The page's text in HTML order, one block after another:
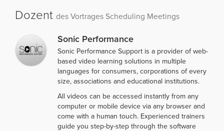
Dozent des Vortrages Scheduling Meetings
Sonic Performance
Sonic Performance Support is a provider of web-
based video learning solutions in multiple
languages for consumers, corporations of every
size, associations and educational institutions.
All videos can be accessed instantly from any
computer or mobile device via any browser and
come with a human touch. Experienced trainers
guide you step-by-step through the software